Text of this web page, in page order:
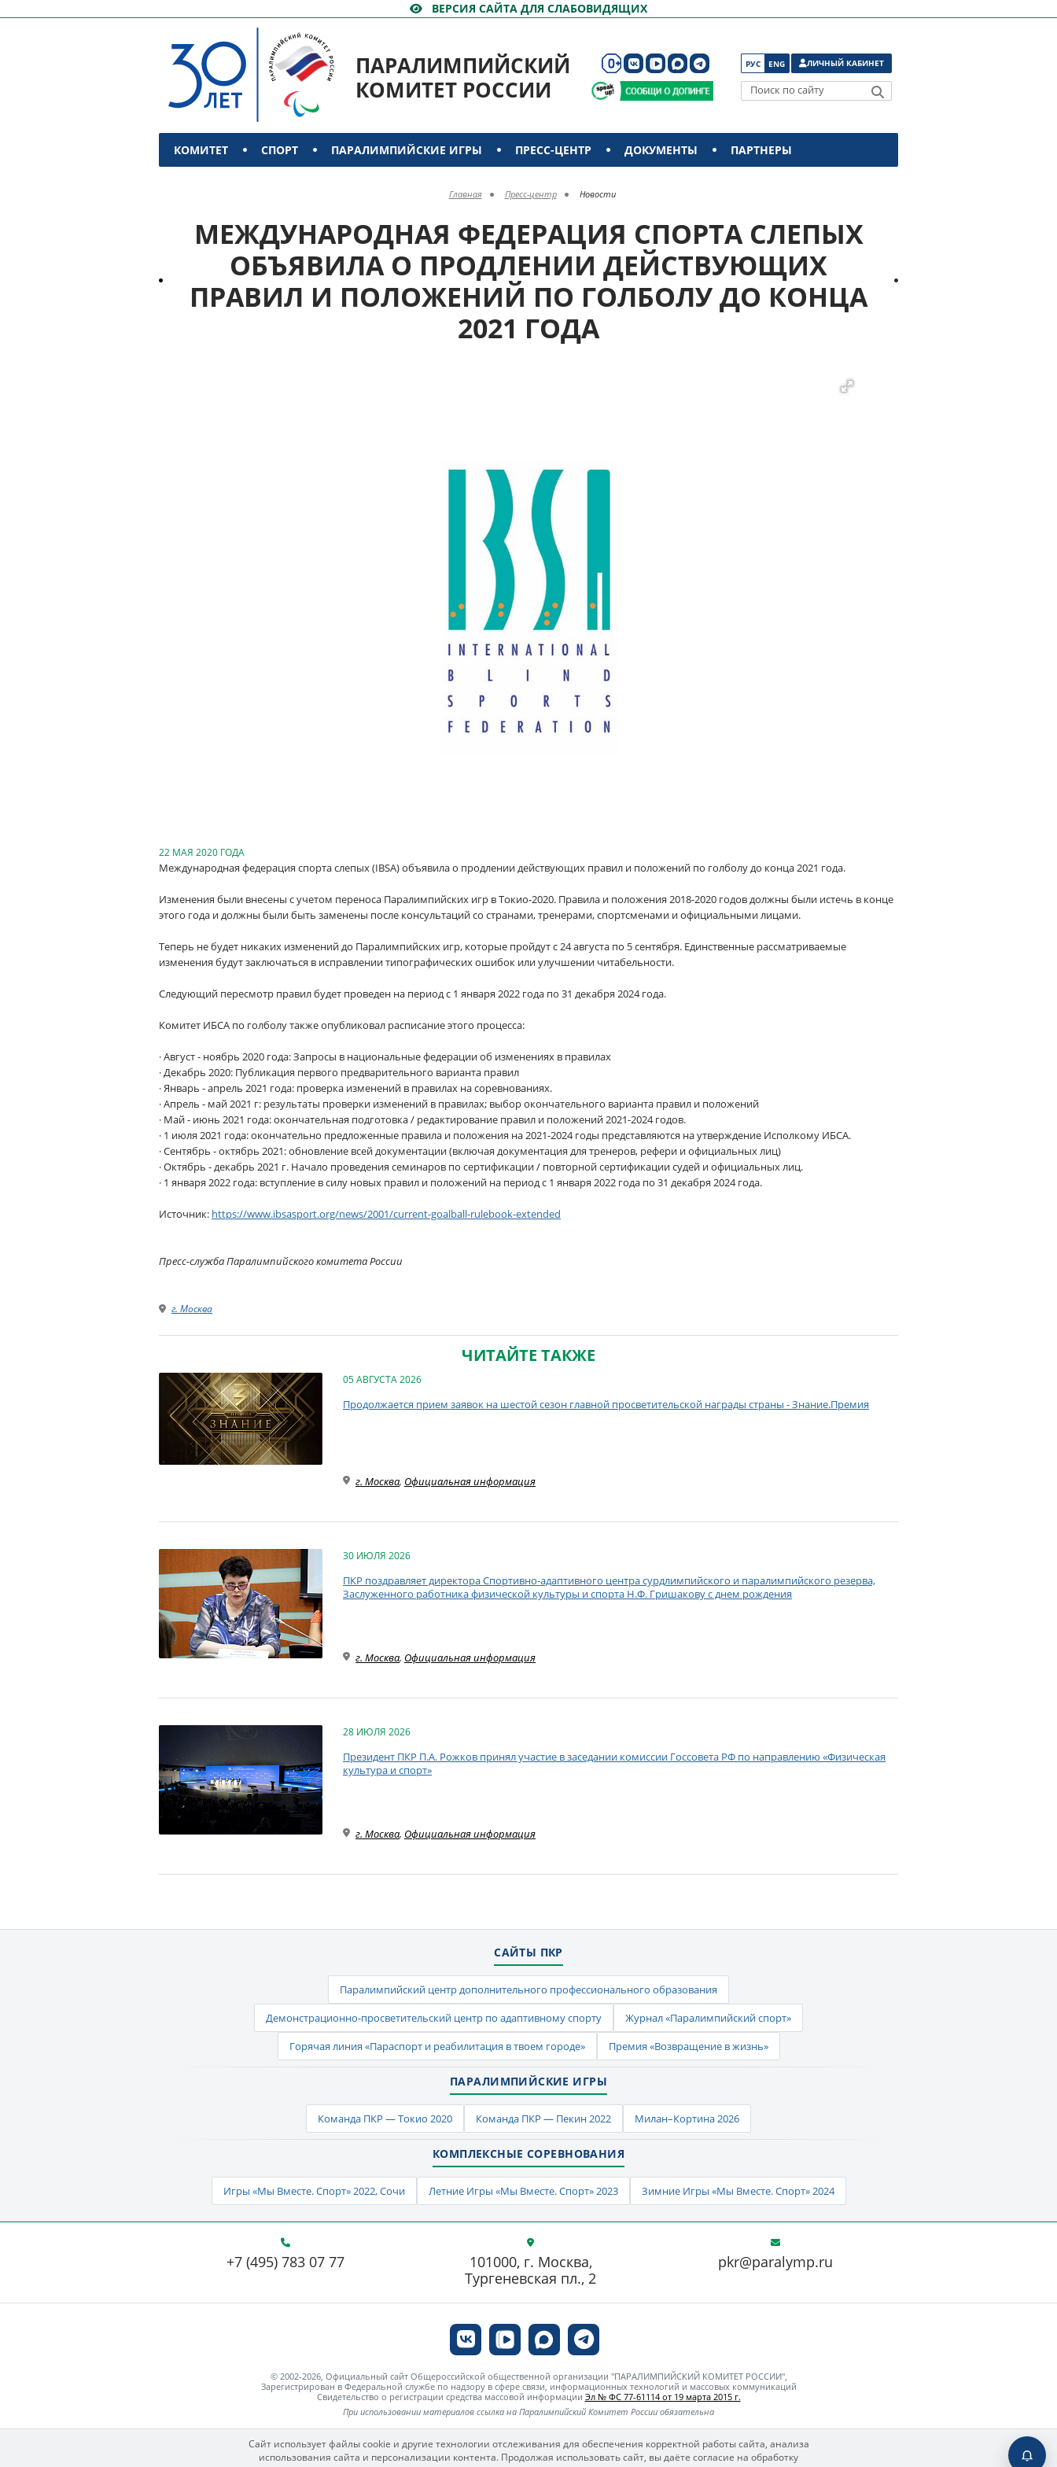
ВЕРСИЯ САЙТА ДЛЯ СЛАБОВИДЯЩИХ
ПАРАЛИМПИЙСКИЙ
КОМИТЕТ РОССИИ
РУС ENG ЛИЧНЫЙ КАБИНЕТ
Поиск по сайту
КОМИТЕТ СПОРТ ПАРАЛИМПИЙСКИЕ ИГРЫ ПРЕСС-ЦЕНТР ДОКУМЕНТЫ ПАРТНЕРЫ
Главная Пресс-центр Новости
МЕЖДУНАРОДНАЯ ФЕДЕРАЦИЯ СПОРТА СЛЕПЫХ
ОБЪЯВИЛА О ПРОДЛЕНИИ ДЕЙСТВУЮЩИХ
ПРАВИЛ И ПОЛОЖЕНИЙ ПО ГОЛБОЛУ ДО КОНЦА
2021 ГОДА
22 МАЯ 2020 ГОДА
Международная федерация спорта слепых (IBSA) объявила о продлении действующих правил и положений по голболу до конца 2021 года.
Изменения были внесены с учетом переноса Паралимпийских игр в Токио-2020. Правила и положения 2018-2020 годов должны были истечь в конце
этого года и должны были быть заменены после консультаций со странами, тренерами, спортсменами и официальными лицами.
Теперь не будет никаких изменений до Паралимпийских игр, которые пройдут с 24 августа по 5 сентября. Единственные рассматриваемые
изменения будут заключаться в исправлении типографических ошибок или улучшении читабельности.
Следующий пересмотр правил будет проведен на период с 1 января 2022 года по 31 декабря 2024 года.
Комитет ИБСА по голболу также опубликовал расписание этого процесса:
· Август - ноябрь 2020 года: Запросы в национальные федерации об изменениях в правилах
· Декабрь 2020: Публикация первого предварительного варианта правил
· Январь - апрель 2021 года: проверка изменений в правилах на соревнованиях.
· Апрель - май 2021 г: результаты проверки изменений в правилах; выбор окончательного варианта правил и положений
· Май - июнь 2021 года: окончательная подготовка / редактирование правил и положений 2021-2024 годов.
· 1 июля 2021 года: окончательно предложенные правила и положения на 2021-2024 годы представляются на утверждение Исполкому ИБСА.
· Сентябрь - октябрь 2021: обновление всей документации (включая документация для тренеров, рефери и официальных лиц)
· Октябрь - декабрь 2021 г. Начало проведения семинаров по сертификации / повторной сертификации судей и официальных лиц.
· 1 января 2022 года: вступление в силу новых правил и положений на период с 1 января 2022 года по 31 декабря 2024 года.
Источник: https://www.ibsasport.org/news/2001/current-goalball-rulebook-extended
Пресс-служба Паралимпийского комитета России
г. Москва
ЧИТАЙТЕ ТАКЖЕ
05 АВГУСТА 2026
Продолжается прием заявок на шестой сезон главной просветительской награды страны - Знание.Премия
г. Москва, Официальная информация
30 ИЮЛЯ 2026
ПКР поздравляет директора Спортивно-адаптивного центра сурдлимпийского и паралимпийского резерва,
Заслуженного работника физической культуры и спорта Н.Ф. Гришакову с днем рождения
г. Москва, Официальная информация
28 ИЮЛЯ 2026
Президент ПКР П.А. Рожков принял участие в заседании комиссии Госсовета РФ по направлению «Физическая
культура и спорт»
г. Москва, Официальная информация
САЙТЫ ПКР
Паралимпийский центр дополнительного профессионального образования
Демонстрационно-просветительский центр по адаптивному спорту
Журнал «Паралимпийский спорт»
Горячая линия «Параспорт и реабилитация в твоем городе»
Премия «Возвращение в жизнь»
ПАРАЛИМПИЙСКИЕ ИГРЫ
Команда ПКР — Токио 2020 Команда ПКР — Пекин 2022 Милан–Кортина 2026
КОМПЛЕКСНЫЕ СОРЕВНОВАНИЯ
Игры «Мы Вместе. Спорт» 2022, Сочи Летние Игры «Мы Вместе. Спорт» 2023 Зимние Игры «Мы Вместе. Спорт» 2024
+7 (495) 783 07 77 pkr@paralymp.ru
101000, г. Москва,
Тургеневская пл., 2
© 2002-2026, Официальный сайт Общероссийской общественной организации "ПАРАЛИМПИЙСКИЙ КОМИТЕТ РОССИИ",
Зарегистрирован в Федеральной службе по надзору в сфере связи, информационных технологий и массовых коммуникаций
Свидетельство о регистрации средства массовой информации Эл № ФС 77-61114 от 19 марта 2015 г.
При использовании материалов ссылка на Паралимпийский Комитет России обязательна
Сайт использует файлы cookie и другие технологии отслеживания для обеспечения корректной работы сайта, анализа
использования сайта и персонализации контента. Продолжая использовать сайт, вы даёте согласие на обработку